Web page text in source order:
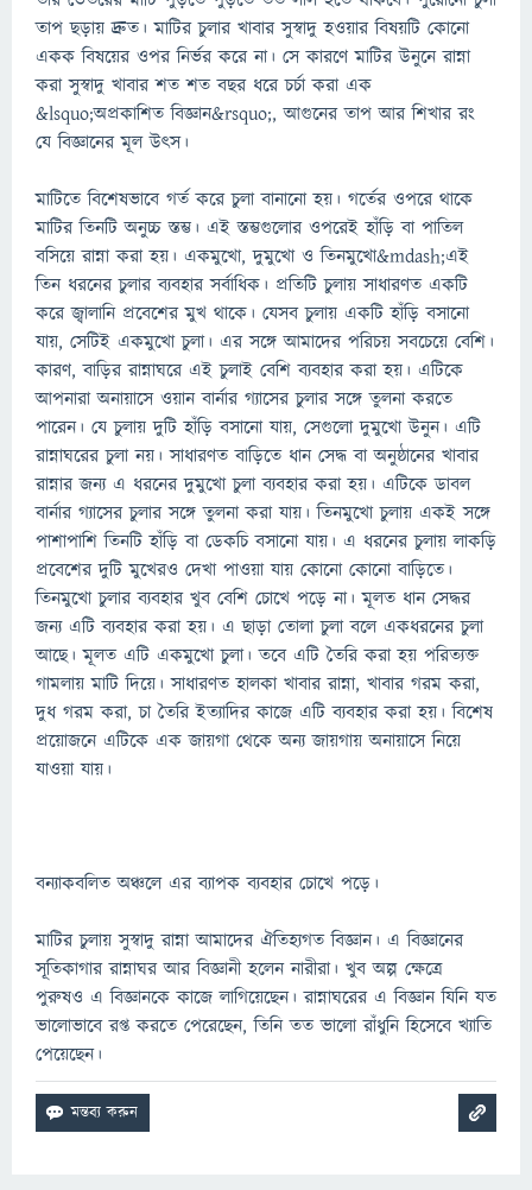
তাপ ছড়ায় দ্রুত। মাটির চুলার খাবার সুস্বাদু হওয়ার বিষয়টি কোনো
একক বিষয়ের ওপর নির্ভর করে না। সে কারণে মাটির উনুনে রান্না
করা সুস্বাদু খাবার শত শত বছর ধরে চর্চা করা এক
&lsquo;অপ্রকাশিত বিজ্ঞান&rsquo;, আগুনের তাপ আর শিখার রং
যে বিজ্ঞানের মূল উৎস।
মাটিতে বিশেষভাবে গর্ত করে চুলা বানানো হয়। গর্তের ওপরে থাকে
মাটির তিনটি অনুচ্চ স্তম্ভ। এই স্তম্ভগুলোর ওপরেই হাঁড়ি বা পাতিল
বসিয়ে রান্না করা হয়। একমুখো, দুমুখো ও তিনমুখো&mdash;এই
তিন ধরনের চুলার ব্যবহার সর্বাধিক। প্রতিটি চুলায় সাধারণত একটি
করে জ্বালানি প্রবেশের মুখ থাকে। যেসব চুলায় একটি হাঁড়ি বসানো
যায়, সেটিই একমুখো চুলা। এর সঙ্গে আমাদের পরিচয় সবচেয়ে বেশি।
কারণ, বাড়ির রান্নাঘরে এই চুলাই বেশি ব্যবহার করা হয়। এটিকে
আপনারা অনায়াসে ওয়ান বার্নার গ্যাসের চুলার সঙ্গে তুলনা করতে
পারেন। যে চুলায় দুটি হাঁড়ি বসানো যায়, সেগুলো দুমুখো উনুন। এটি
রান্নাঘরের চুলা নয়। সাধারণত বাড়িতে ধান সেদ্ধ বা অনুষ্ঠানের খাবার
রান্নার জন্য এ ধরনের দুমুখো চুলা ব্যবহার করা হয়। এটিকে ডাবল
বার্নার গ্যাসের চুলার সঙ্গে তুলনা করা যায়। তিনমুখো চুলায় একই সঙ্গে
পাশাপাশি তিনটি হাঁড়ি বা ডেকচি বসানো যায়। এ ধরনের চুলায় লাকড়ি
প্রবেশের দুটি মুখেরও দেখা পাওয়া যায় কোনো কোনো বাড়িতে।
তিনমুখো চুলার ব্যবহার খুব বেশি চোখে পড়ে না। মূলত ধান সেদ্ধর
জন্য এটি ব্যবহার করা হয়। এ ছাড়া তোলা চুলা বলে একধরনের চুলা
আছে। মূলত এটি একমুখো চুলা। তবে এটি তৈরি করা হয় পরিত্যক্ত
গামলায় মাটি দিয়ে। সাধারণত হালকা খাবার রান্না, খাবার গরম করা,
দুধ গরম করা, চা তৈরি ইত্যাদির কাজে এটি ব্যবহার করা হয়। বিশেষ
প্রয়োজনে এটিকে এক জায়গা থেকে অন্য জায়গায় অনায়াসে নিয়ে
যাওয়া যায়।
বন্যাকবলিত অঞ্চলে এর ব্যাপক ব্যবহার চোখে পড়ে।
মাটির চুলায় সুস্বাদু রান্না আমাদের ঐতিহ্যগত বিজ্ঞান। এ বিজ্ঞানের
সূতিকাগার রান্নাঘর আর বিজ্ঞানী হলেন নারীরা। খুব অল্প ক্ষেত্রে
পুরুষও এ বিজ্ঞানকে কাজে লাগিয়েছেন। রান্নাঘরের এ বিজ্ঞান যিনি যত
ভালোভাবে রপ্ত করতে পেরেছেন, তিনি তত ভালো রাঁধুনি হিসেবে খ্যাতি
পেয়েছেন।